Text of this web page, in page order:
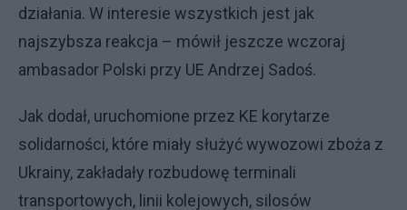
działania. W interesie wszystkich jest jak
najszybsza reakcja – mówił jeszcze wczoraj
ambasador Polski przy UE Andrzej Sadoś.
Jak dodał, uruchomione przez KE korytarze
solidarności, które miały służyć wywozowi zboża z
Ukrainy, zakładały rozbudowę terminali
transportowych, linii kolejowych, silosów